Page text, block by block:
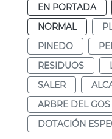
EN PORTADA
NORMAL
PINEDO
RESIDUOS
SALER
ARBRE DEL GOS
DOTACIÓN